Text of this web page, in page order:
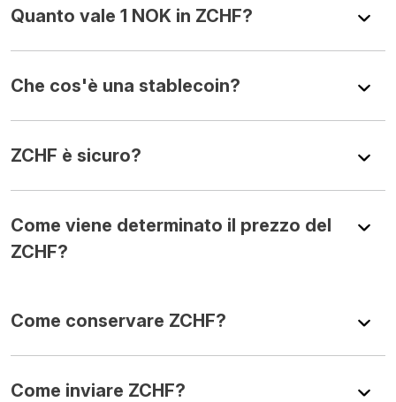
Quanto vale 1 NOK in ZCHF?
Che cos'è una stablecoin?
ZCHF è sicuro?
Come viene determinato il prezzo del
ZCHF?
Come conservare ZCHF?
Come inviare ZCHF?